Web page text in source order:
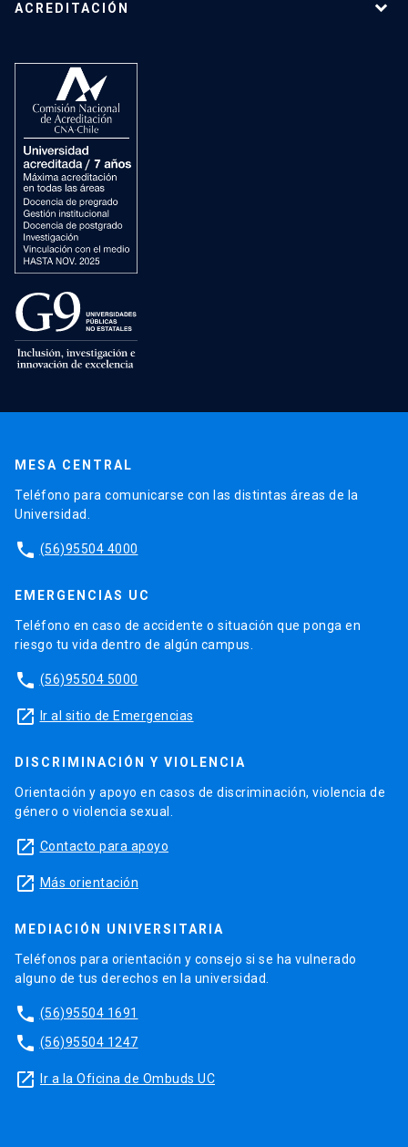
ACREDITACIÓN
MESA CENTRAL
Teléfono para comunicarse con las distintas áreas de la
Universidad.
phone (56)95504 4000
EMERGENCIAS UC
Teléfono en caso de accidente o situación que ponga en
riesgo tu vida dentro de algún campus.
phone (56)95504 5000
launch Ir al sitio de Emergencias
DISCRIMINACIÓN Y VIOLENCIA
Orientación y apoyo en casos de discriminación, violencia de
género o violencia sexual.
launch Contacto para apoyo
launch Más orientación
MEDIACIÓN UNIVERSITARIA
Teléfonos para orientación y consejo si se ha vulnerado
alguno de tus derechos en la universidad.
phone (56)95504 1691
phone (56)95504 1247
launch Ir a la Oficina de Ombuds UC